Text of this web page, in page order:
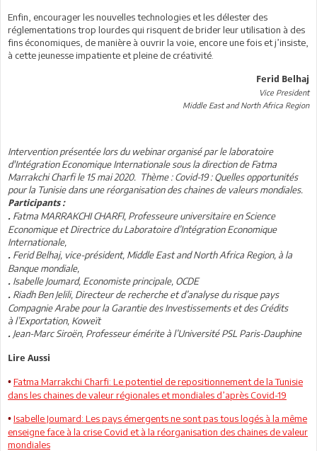
Enfin, encourager les nouvelles technologies et les délester des
réglementations trop lourdes qui risquent de brider leur utilisation à des
fins économiques, de manière à ouvrir la voie, encore une fois et j’insiste,
à cette jeunesse impatiente et pleine de créativité.
Ferid Belhaj
Vice President
Middle East and North Africa Region
Intervention présentée lors du webinar organisé par le laboratoire
d'Intégration Economique Internationale sous la direction de Fatma
Marrakchi Charfi le 15 mai 2020. Thème : Covid-19 : Quelles opportunités
pour la Tunisie dans une réorganisation des chaines de valeurs mondiales.
Participants :
. Fatma MARRAKCHI CHARFI, Professeure universitaire en Science
Economique et Directrice du Laboratoire d’Intégration Economique
Internationale,
. Ferid Belhaj, vice-président, Middle East and North Africa Region, à la
Banque mondiale,
. Isabelle Joumard, Economiste principale, OCDE
. Riadh Ben Jelili, Directeur de recherche et d’analyse du risque pays
Compagnie Arabe pour la Garantie des Investissements et des Crédits
à l’Exportation, Koweït
. Jean-Marc Siroën, Professeur émérite à l’Université PSL Paris-Dauphine
Lire Aussi
• Fatma Marrakchi Charfi: Le potentiel de repositionnement de la Tunisie
dans les chaines de valeur régionales et mondiales d’après Covid-19
• Isabelle Joumard: Les pays émergents ne sont pas tous logés à la même
enseigne face à la crise Covid et à la réorganisation des chaines de valeur
mondiales